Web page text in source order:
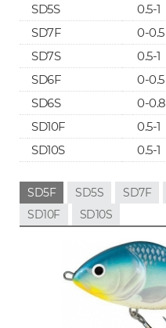
SD5S
0.5-1
SD7F
0-0.5
SD7S
0.5-1
SD6F
0-0.5
SD6S
0-0.8
SD10F
0.5-1
SD10S
0.5-1
SD5F SD5S SD7F
SD10F
SD10S